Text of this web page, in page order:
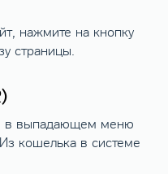
нажмите на кнопку
страницы.
в выпадающем меню
кошелька в системе